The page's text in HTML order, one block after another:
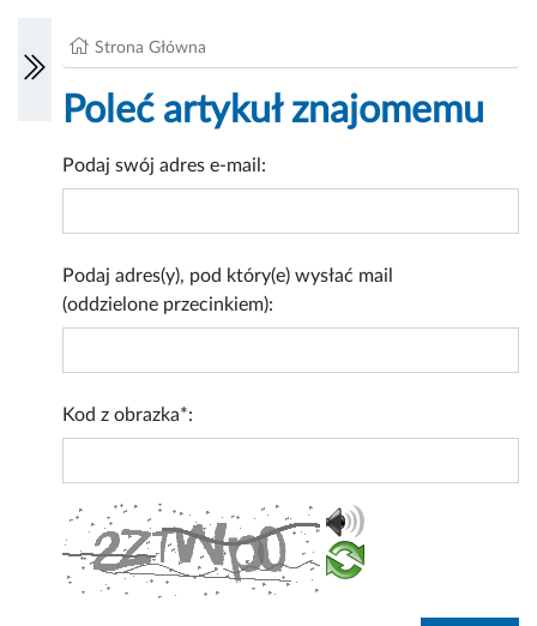
Strona Główna
Poleć artykuł znajomemu
Podaj swój adres e-mail:
Podaj adres(y), pod który(e) wysłać mail
(oddzielone przecinkiem):
Kod z obrazka*: